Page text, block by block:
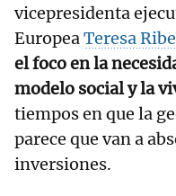
vicepresidenta
EuropeaTeresa
el foco en la
modelo social y la
tiempos en que la
parece que van a
inversiones.